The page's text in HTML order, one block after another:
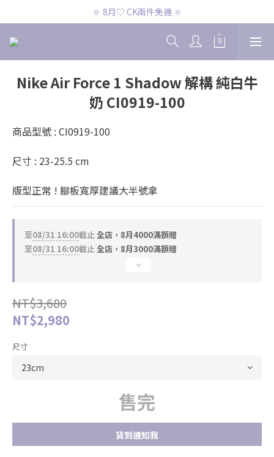
🔆 8月♡ CK兩件免運 🔆
🔆 8月♡ CK兩件免運 🔆
🔆 8月♡ 官網滿2000即免運 🔆
🔆 8月♡ CK兩件免運 🔆
Nike Air Force 1 Shadow 解構 純白牛
奶 CI0919-100
商品型號 : CI0919-100
尺寸 : 23-25.5 cm
版型正常 ! 腳板寬厚建議大半號拿
至08/31 16:00截止全店，8月4000滿額贈
至08/31 16:00截止全店，8月3000滿額贈
NT$3,680
NT$2,980
尺寸
售完
貨到通知我